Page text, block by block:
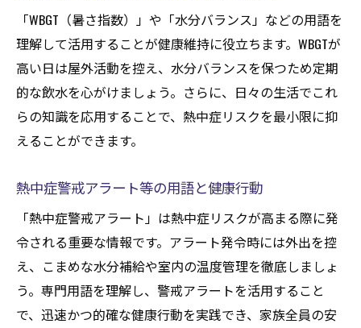
「WBGT（暑さ指数）」や「水分バランス」などの用語を
理解して活用することが健康維持に役立ちます。WBGTが
高い日は屋外活動を控え、水分バランスを保つため定期
的な飲水を心がけましょう。さらに、日々の生活でこれ
らの知識を応用することで、熱中症リスクを最小限に抑
えることができます。
熱中症警戒アラート等の用語と健康行動
「熱中症警戒アラート」は熱中症リスクが高まる際に発
令される重要な情報です。アラート発令時には外出を控
え、こまめな水分補給や室内の温度管理を徹底しましょ
う。専門用語を理解し、警戒アラートを活用すること
で、迅速かつ的確な健康行動を実践でき、家族全員の安